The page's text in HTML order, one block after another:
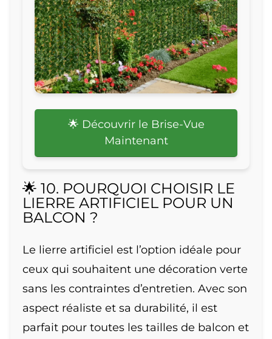
🌟 Découvrir le Brise-Vue
Maintenant
🌟 10. POURQUOI CHOISIR LE
LIERRE ARTIFICIEL POUR UN
BALCON ?
Le lierre artificiel est l’option idéale pour
ceux qui souhaitent une décoration verte
sans les contraintes d’entretien. Avec son
aspect réaliste et sa durabilité, il est
parfait pour toutes les tailles de balcon et